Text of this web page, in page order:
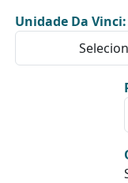
Unidade Da Vinci: